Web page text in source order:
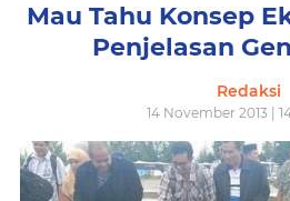
Mau Tahu Konsep
Penjelasan
Redaksi
14 November 2013 |